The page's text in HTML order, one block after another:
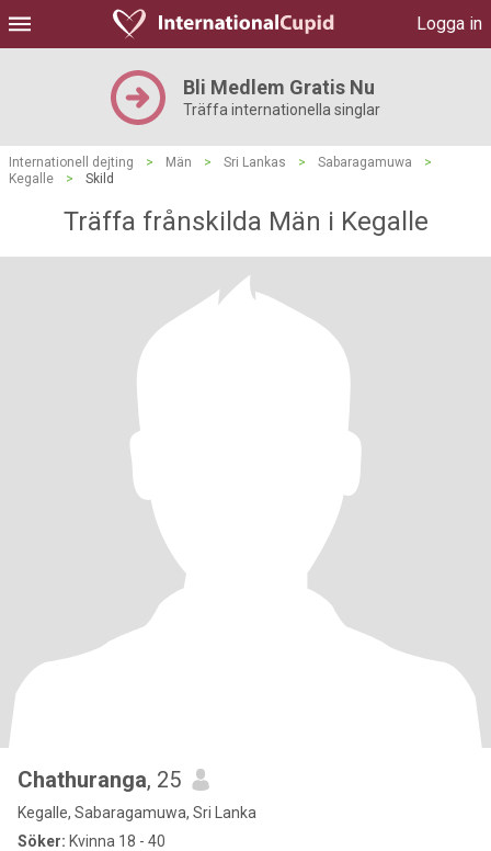
Logga in
Bli Medlem Gratis Nu
Träffa internationella singlar
Internationell dejting > Män > Sri Lankas > Sabaragamuwa
>
Kegalle
> Skild
Träffa frånskilda Män i Kegalle
Chathuranga, 25
Kegalle, Sabaragamuwa, Sri Lanka
Söker: Kvinna 18 - 40